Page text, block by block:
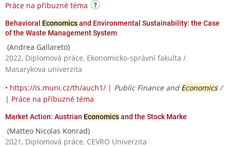
Práce na příbuzné téma
Behavioral Economicsand Environmental Sustainability: the Case
of the Waste Management System
(Andrea Gallareto)
2022, Diplomová práce, Ekonomicko-správní fakulta /
Masarykova univerzita
• https://is.muni.cz/th/auch1/ | Public Finance and Economics/
| Práce na příbuzné téma
Market Action: Austrian Economicsand the Stock Marke
(Matteo Nicolas Konrad)
2021, Diplomová práce, CEVRO Univerzita